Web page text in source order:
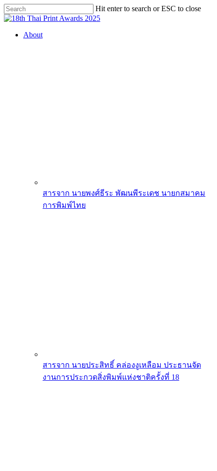
Skip
to
content
Hit enter to search or ESC to close
Close
search
Menu About
สารจาก นายพงศ์ธีระ พัฒนพีระเดช นายกสมาคม
การพิมพ์ไทย
สารจาก นายประสิทธิ์ คล่องงูเหลือม ประธานจัด
งานการประกวดสิ่งพิมพ์แห่งชาติครั้งที่ 18